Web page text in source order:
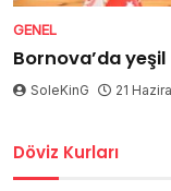
GENEL
Bornova’da
SoleKinG 21
Döviz Kurları